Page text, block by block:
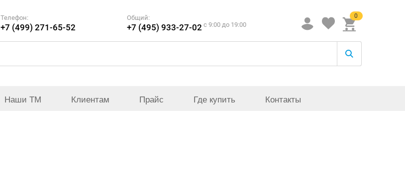
Телефон:
+7 (499) 271-65-52
Общий:
+7 (495) 933-27-02 c 9:00 до 19:00
0
Наши ТМ Клиентам Прайс Где купить Контакты